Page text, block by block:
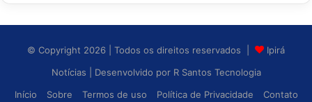
© Copyright 2026 | Todos os direitos reservados |
Ipirá
Notícias
| Desenvolvido por R Santos Tecnologia
Início
Sobre Termos de uso Política de Privacidade Contato